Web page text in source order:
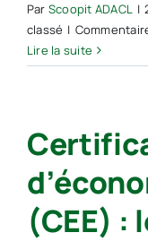
Par Scoopit ADACL |
classé |
Lire la suite
(CEE) :